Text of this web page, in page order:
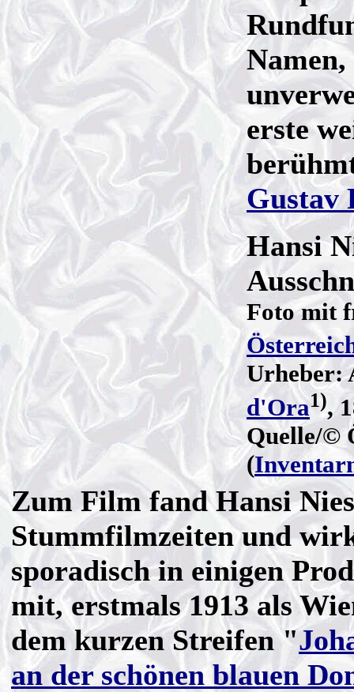
erste
Gustav
Hansi
Foto mit
Urheber:
d'Ora1),
Quelle/©
(
Zum Film fand Hansi
Stummfilmzeiten und
sporadisch in einigen
mit, erstmals 1913 als
dem kurzen Streifen "
an der schönen blauen